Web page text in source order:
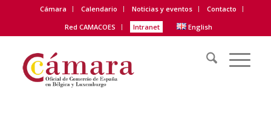
Cámara Calendario Noticias y eventos
Contacto
Red CAMACOES
Intranet English